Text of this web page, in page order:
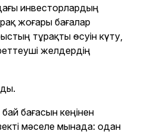
инвесторлардың
жоғары бағалар
тұрақты өсуін күту,
желдердің
бағасын кеңінен
мәселе мынада: одан